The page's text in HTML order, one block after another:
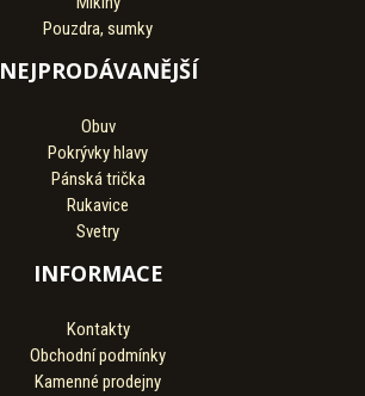
Pouzdra, sumky
NEJPRODÁVANĚJŠÍ
Obuv
Pokrývky hlavy
Pánská trička
Rukavice
Svetry
INFORMACE
Kontakty
Obchodní podmínky
Kamenné prodejny